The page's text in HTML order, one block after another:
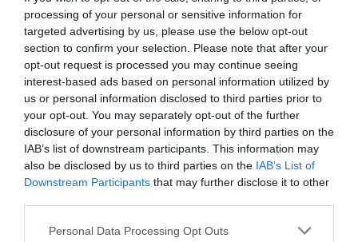
processing of your personal or sensitive information for
targeted advertising by us, please use the below opt-out
section to confirm your selection. Please note that after your
opt-out request is processed you may continue seeing
interest-based ads based on personal information utilized by
us or personal information disclosed to third parties prior to
your opt-out. You may separately opt-out of the further
disclosure of your personal information by third parties on the
IAB’s list of downstream participants. This information may
also be disclosed by us to third parties on the IAB’s List of
Downstream Participants that may further disclose it to other
Please note that this website/app uses one or more Google
Personal Data Processing Opt Outs
hitel pénzügyek személyi kölcsön kamat